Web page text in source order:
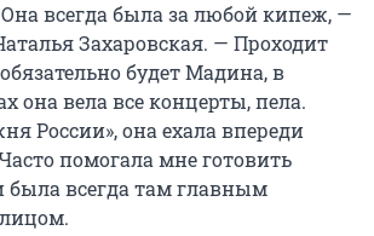
Она всегда была за любой кипеж, —
Захаровская. — Проходит
будет Мадина, в
она вела все концерты, пела.
России», она ехала впереди
помогала мне готовить
была всегда там главным